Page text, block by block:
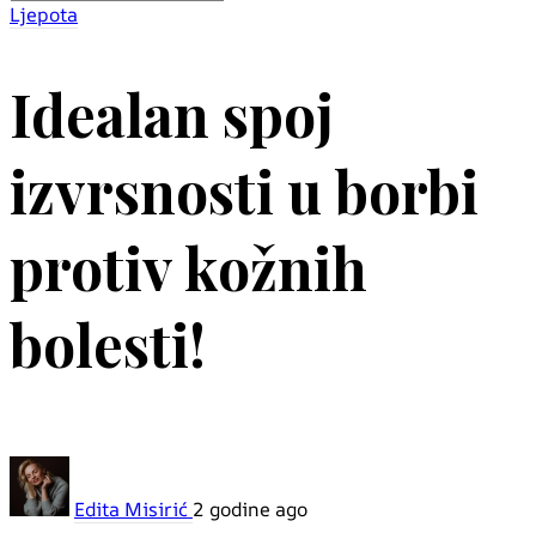
Ljepota
Idealan spoj
izvrsnosti u borbi
protiv kožnih
bolesti!
Edita Misirić 2 godine ago